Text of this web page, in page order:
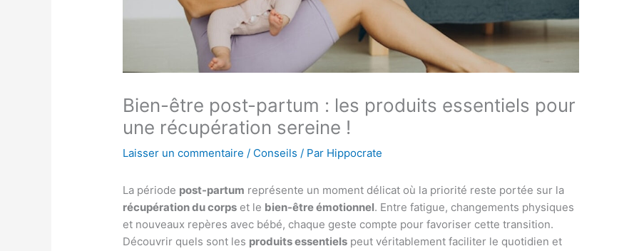
Bien-être post-partum : les produits essentiels pour
une récupération sereine !
Laisser un commentaire / Conseils / Par Hippocrate
La période post-partum représente un moment délicat où la priorité reste portée sur la
récupération du corps et le bien-être émotionnel. Entre fatigue, changements physiques
et nouveaux repères avec bébé, chaque geste compte pour favoriser cette transition.
Découvrir quels sont les produits essentiels peut véritablement faciliter le quotidien et